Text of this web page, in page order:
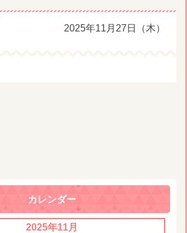
2025年11月27日（木）
カレンダー
2025年11月